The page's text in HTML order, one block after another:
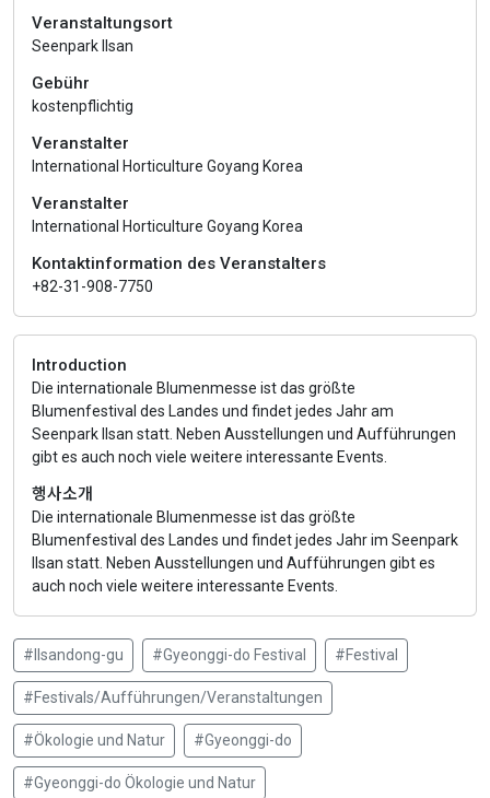
Veranstaltungsort
Seenpark Ilsan
Gebühr
kostenpflichtig
Veranstalter
International Horticulture Goyang Korea
Veranstalter
International Horticulture Goyang Korea
Kontaktinformation des Veranstalters
+82-31-908-7750
Introduction
Die internationale Blumenmesse ist das größte
Blumenfestival des Landes und findet jedes Jahr am
Seenpark Ilsan statt. Neben Ausstellungen und Aufführungen
gibt es auch noch viele weitere interessante Events.
행사소개
Die internationale Blumenmesse ist das größte
Blumenfestival des Landes und findet jedes Jahr im Seenpark
Ilsan statt. Neben Ausstellungen und Aufführungen gibt es
auch noch viele weitere interessante Events.
#Ilsandong-gu #Gyeonggi-do Festival #Festival
#Festivals/Aufführungen/Veranstaltungen
#Ökologie und Natur #Gyeonggi-do
#Gyeonggi-do Ökologie und Natur